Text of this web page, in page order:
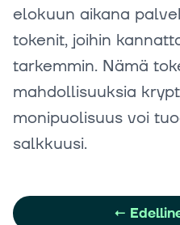
elokuun aikana
tokenit, joihin
tarkemmin. Nämä
mahdollisuuksia
monipuolisuus voi
salkkuusi.
←